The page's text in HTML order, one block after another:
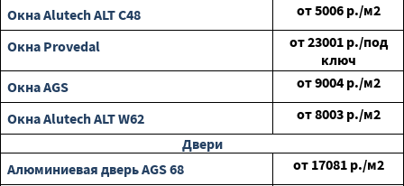
Окна Alutech ALT C48
от5006 р./м2
Окна Provedal
от23001 р./под
ключ
Окна AGS
от9004 р./м2
Окна Alutech ALT W62
от8003 р./м2
Двери
Алюминиевая дверь AGS 68
от 17081 р./м2